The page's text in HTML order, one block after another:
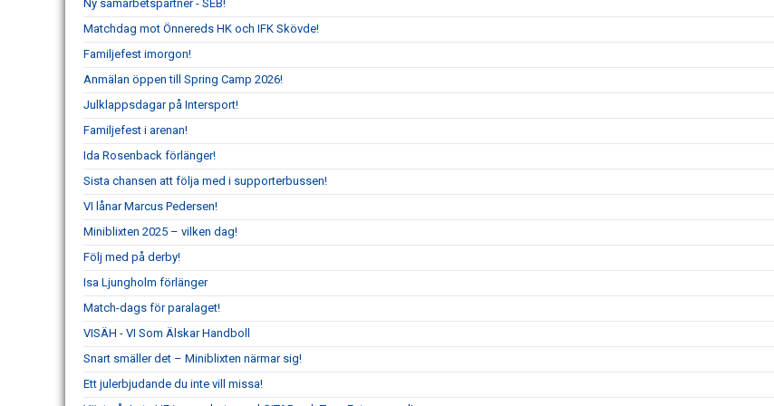
Ny samarbetspartner - SEB!
Matchdag mot Önnereds HK och IFK Skövde!
Familjefest imorgon!
Anmälan öppen till Spring Camp 2026!
Julklappsdagar på Intersport!
Familjefest i arenan!
Ida Rosenback förlänger!
Sista chansen att följa med i supporterbussen!
VI lånar Marcus Pedersen!
Miniblixten 2025 – vilken dag!
Följ med på derby!
Isa Ljungholm förlänger
Match-dags för paralaget!
VISÄH - VI Som Älskar Handboll
Snart smäller det – Miniblixten närmar sig!
Ett julerbjudande du inte vill missa!